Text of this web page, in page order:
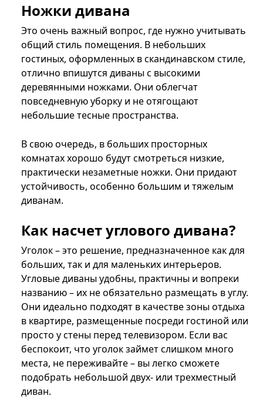
Ножки дивана
Это очень важный вопрос, где нужно учитывать
общий стиль помещения. В небольших
гостиных, оформленных в скандинавском стиле,
отлично впишутся диваны с высокими
деревянными ножками. Они облегчат
повседневную уборку и не отягощают
небольшие тесные пространства.
В свою очередь, в больших просторных
комнатах хорошо будут смотреться низкие,
практически незаметные ножки. Они придают
устойчивость, особенно большим и тяжелым
диванам.
Как насчет углового дивана?
Уголок – это решение, предназначенное как для
больших, так и для маленьких интерьеров.
Угловые диваны удобны, практичны и вопреки
названию – их не обязательно размещать в углу.
Они идеально подходят в качестве зоны отдыха
в квартире, размещенные посреди гостиной или
просто у стены перед телевизором. Если вас
беспокоит, что уголок займет слишком много
места, не переживайте – вы легко сможете
подобрать небольшой двух- или трехместный
диван.